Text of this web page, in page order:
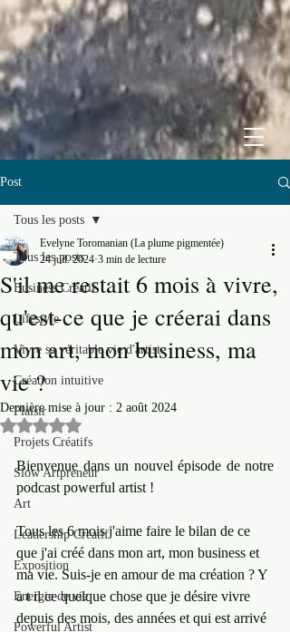
Post
Tous les posts
Business Créatif
Lifestyle
Vivre sa véritable vie d'artiste
Création intuitive
Plaisir
Projets Créatifs
Slow Artpreneur
Art
Leadership Créatif
Exposition
Energie de vie
Powerful Artist
Tous les posts
S'il me restait 6 mois à vivre,
qu'est-ce que je créerai dans
mon art, mon business, ma
vie ?
Evelyne Toromanian (La plume pigmentée)
24 juil. 2024 3 min de lecture
Dernière mise à jour : 2 août 2024
Noté NaN étoiles sur 5.
Bienvenue dans un nouvel épisode de notre
podcast powerful artist !
Tous les 6 mois j'aime faire le bilan de ce
que j'ai créé dans mon art, mon business et
ma vie. Suis-je en amour de ma création ? Y
a t il ce quelque chose que je désire vivre
depuis des mois, des années et qui est arrivé